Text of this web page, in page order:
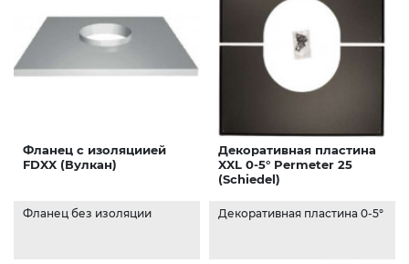
Фланец с изоляциией
FDXX (Вулкан)
Фланец без изоляции
Декоративная пластина
XXL 0-5° Permeter 25
(Schiedel)
Декоративная пластина 0-5°